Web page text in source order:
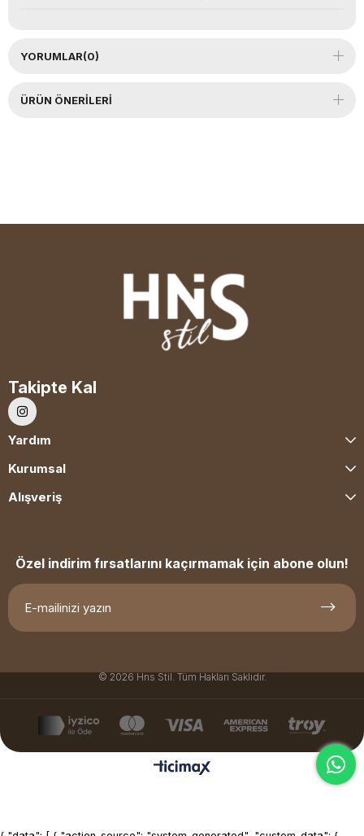
YORUMLAR(0)
ÜRÜN ÖNERILERI
Takipte Kal
Yardım
Kurumsal
Alışveriş
Özel indirim fırsatlarını kaçırmamak için abone olun!
© 2026 Hns Stil. Tüm Hakları Saklıdır.